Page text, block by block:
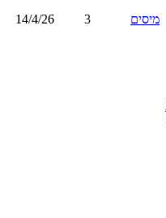
מיסים 3
14/4/26